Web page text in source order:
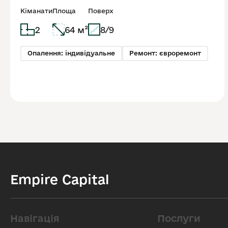
Кіманати
2
Площа
64 м²
Поверх
8/9
Опалення: індивідуальне Ремонт: євроремонт
Empire Capital
Навігація Послуги